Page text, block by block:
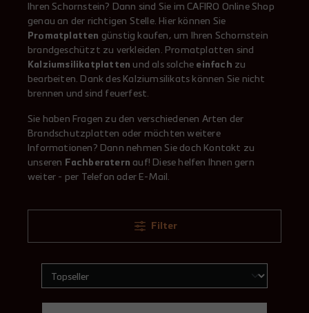
Ihren Schornstein? Dann sind Sie im CAFIRO Online Shop
genau an der richtigen Stelle. Hier können Sie
Promatplatten günstig kaufen, um Ihren Schornstein
brandgeschützt zu verkleiden. Promatplatten sind
Kalziumsilikatplatten und als solche einfach zu
bearbeiten. Dank des Kalziumsilikats können Sie nicht
brennen und sind feuerfest.
Sie haben Fragen zu den verschiedenen Arten der
Brandschutzplatten oder möchten weitere
Informationen? Dann nehmen Sie doch Kontakt zu
unseren Fachberatern auf! Diese helfen Ihnen gern
weiter - per Telefon oder E-Mail.
Filter